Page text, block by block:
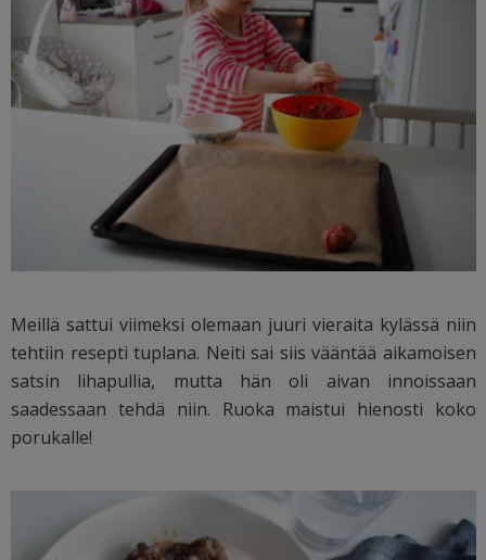
Meillä sattui viimeksi olemaan juuri vieraita kylässä niin
tehtiin resepti tuplana. Neiti sai siis vääntää aikamoisen
satsin lihapullia, mutta hän oli aivan innoissaan
saadessaan tehdä niin. Ruoka maistui hienosti koko
porukalle!